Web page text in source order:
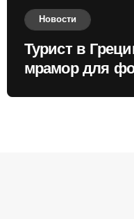
Новости
Турист в
мрамор для